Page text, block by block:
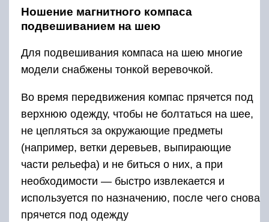
Ношение магнитного компаса
подвешиванием на шею
Для подвешивания компаса на шею многие
модели снабжены тонкой веревочкой.
Во время передвижения компас прячется под
верхнюю одежду, чтобы не болтаться на шее,
не цепляться за окружающие предметы
(например, ветки деревьев, выпирающие
части рельефа) и не биться о них, а при
необходимости — быстро извлекается и
используется по назначению, после чего снова
прячется под одежду